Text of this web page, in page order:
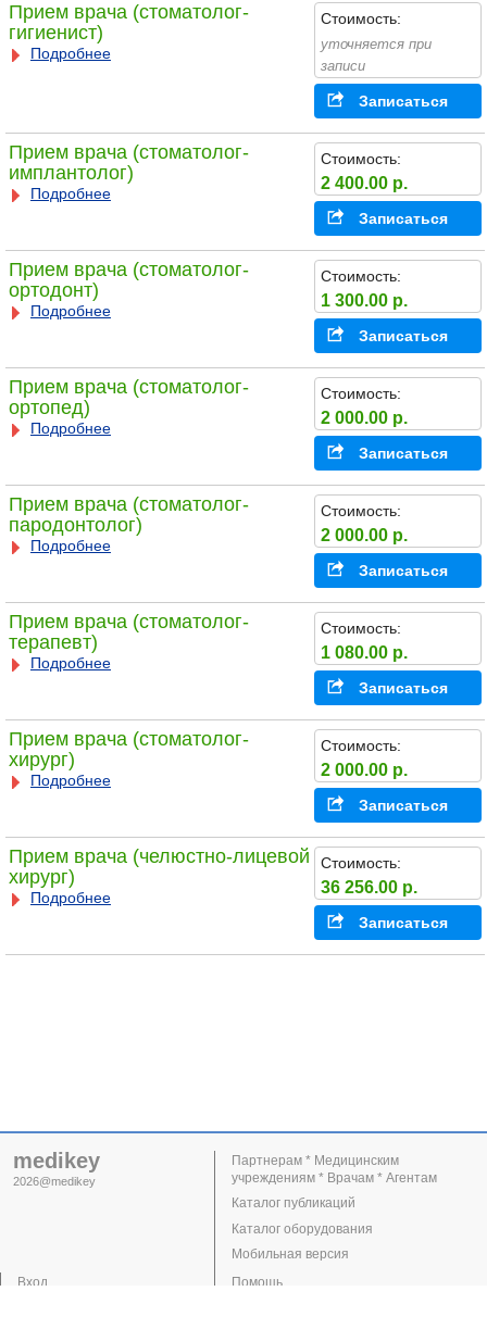
Прием врача (стоматолог-
гигиенист)
Подробнее
Стоимость:
уточняется при
записи
Записаться
Прием врача (стоматолог-
имплантолог)
Подробнее
Стоимость:
2 400.00 р.
Записаться
Прием врача (стоматолог-
ортодонт)
Подробнее
Стоимость:
1 300.00 р.
Записаться
Прием врача (стоматолог-
ортопед)
Подробнее
Стоимость:
2 000.00 р.
Записаться
Прием врача (стоматолог-
пародонтолог)
Подробнее
Стоимость:
2 000.00 р.
Записаться
Прием врача (стоматолог-
терапевт)
Подробнее
Стоимость:
1 080.00 р.
Записаться
Прием врача (стоматолог-
хирург)
Подробнее
Стоимость:
2 000.00 р.
Записаться
Прием врача (челюстно-лицевой
хирург)
Подробнее
Стоимость:
36 256.00 р.
Записаться
medikey
2026@medikey
Вход
Партнерам * Медицинским
учреждениям * Врачам * Агентам
Каталог публикаций
Каталог оборудования
Мобильная версия
Помощь